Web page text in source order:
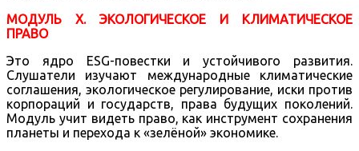
МОДУЛЬ X. ЭКОЛОГИЧЕСКОЕ И КЛИМАТИЧЕСКОЕ
ПРАВО
Это ядро ESG-повестки и устойчивого развития.
Слушатели изучают международные климатические
соглашения, экологическое регулирование, иски против
корпораций и государств, права будущих поколений.
Модуль учит видеть право, как инструмент сохранения
планеты и перехода к «зелёной» экономике.